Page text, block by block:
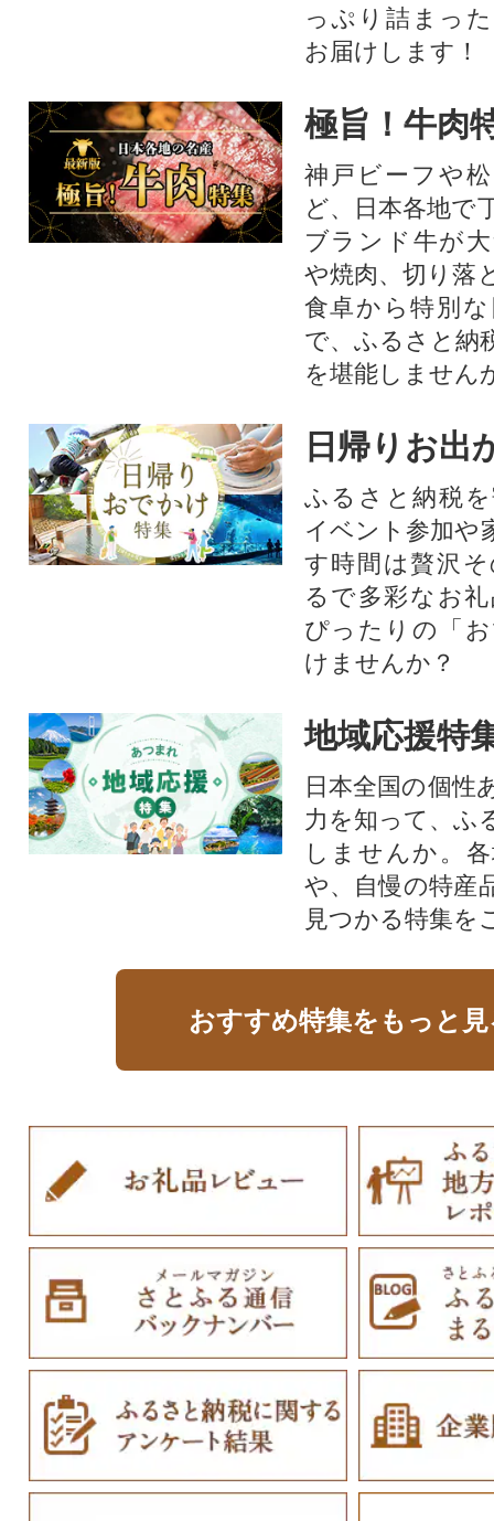
っぷり詰まっ
お届けします！
極旨！牛肉
神戸ビーフや
ど、日本各地で
ブランド牛が
や焼肉、切り落
食卓から特別
で、ふるさと納
を堪能しません
日帰りお出
ふるさと納税
イベント参加や
す時間は贅沢
るで多彩なお
ぴったりの「
けませんか？
地域応援特
日本全国の個性
力を知って、ふ
しませんか。
や、自慢の特産
見つかる特集を
おすすめ特集をもっと